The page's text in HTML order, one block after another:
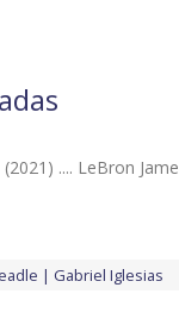
(2021) .... LeBron
Gabriel Iglesias